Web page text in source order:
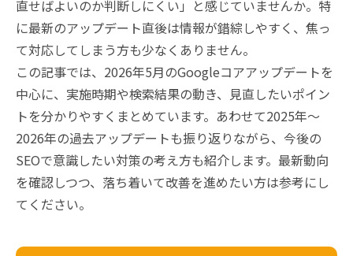
直せばよいのか判断しにくい」と感じていませんか。特
に最新のアップデート直後は情報が錯綜しやすく、焦っ
て対応してしまう方も少なくありません。
この記事では、2026年5月のGoogleコアアップデートを
中心に、実施時期や検索結果の動き、見直したいポイン
トを分かりやすくまとめています。あわせて2025年〜
2026年の過去アップデートも振り返りながら、今後の
SEOで意識したい対策の考え方も紹介します。最新動向
を確認しつつ、落ち着いて改善を進めたい方は参考にし
てください。